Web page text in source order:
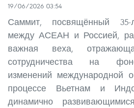
19/06/2026 03:54
Саммит, посвящённый 35-
между АСЕАН и Россией,
важная веха,
сотрудничества на
изменений международной
процессе Вьетнам и
динамично